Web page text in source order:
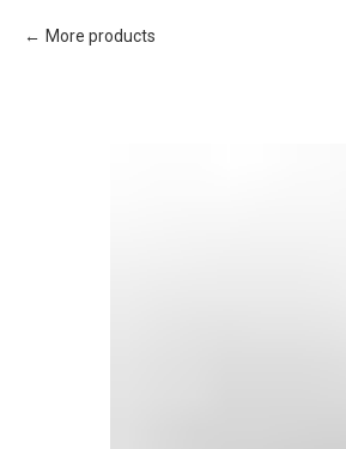
More products